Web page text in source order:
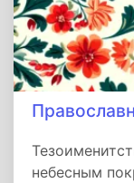
небесным